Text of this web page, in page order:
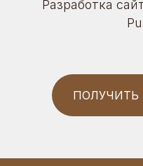
Разработка
ПОЛУЧИТЬ